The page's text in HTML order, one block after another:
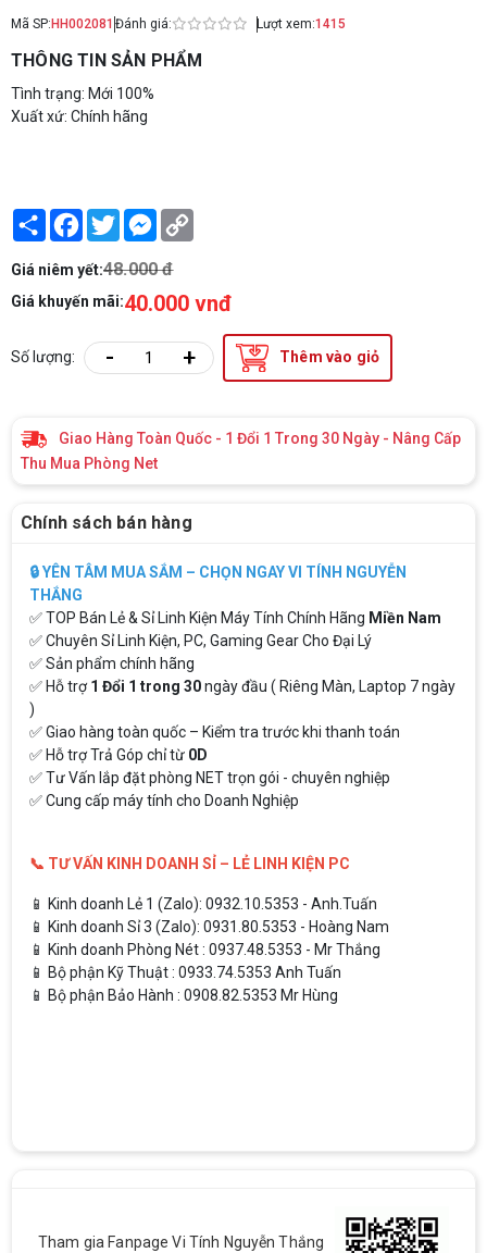
Mã SP: HH002081 Đánh giá: Lượt xem:1415
THÔNG TIN SẢN PHẨM
Tình trạng: Mới 100%
Xuất xứ: Chính hãng
Share Facebook
TwitterMessenger
Giá niêm yết:48.000 đ
Giá khuyến mãi:40.000 vnđ
Số lượng: - + Thêm vào giỏ
Giao Hàng Toàn Quốc - 1 Đổi 1 Trong 30 Ngày - Nâng Cấp
Thu Mua Phòng Net
Chính sách bán hàng
🔒 YÊN TÂM MUA SẮM – CHỌN NGAY VI TÍNH NGUYỄN
THẮNG
✅ TOP Bán Lẻ & Sỉ Linh Kiện Máy Tính Chính Hãng Miền Nam
✅ Chuyên Sỉ Linh Kiện, PC, Gaming Gear Cho Đại Lý
✅ Sản phẩm chính hãng
✅ Hỗ trợ1 Đổi 1 trong 30ngày đầu ( Riêng Màn, Laptop 7 ngày
)
✅ Giao hàng toàn quốc – Kiểm tra trước khi thanh toán
✅ Hỗ trợ Trả Góp chỉ từ 0D
✅ Tư Vấn lắp đặt phòng NET trọn gói - chuyên nghiệp
✅ Cung cấp máy tính cho Doanh Nghiệp
📞 TƯ VẤN KINH DOANH SỈ – LẺ LINH KIỆN PC
📱 Kinh doanh Lẻ 1 (Zalo): 0932.10.5353 - Anh.Tuấn
📱 Kinh doanh Sỉ 3 (Zalo): 0931.80.5353 - Hoàng Nam
📱 Kinh doanh Phòng Nét : 0937.48.5353 - Mr Thắng
📱 Bộ phận Kỹ Thuật : 0933.74.5353 Anh Tuấn
📱 Bộ phận Bảo Hành : 0908.82.5353 Mr Hùng
Tham gia Fanpage Vi Tính Nguyễn Thắng